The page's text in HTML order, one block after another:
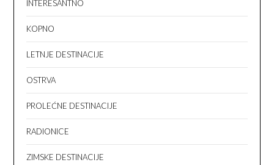
INTERESANTNO
KOPNO
LETNJE DESTINACIJE
OSTRVA
PROLEĆNE DESTINACIJE
RADIONICE
ZIMSKE DESTINACIJE